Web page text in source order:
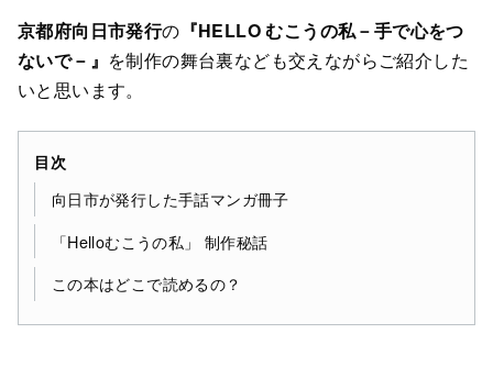
京都府向日市発行の 『HELLO むこうの私－手で心をつ
ないで－』 を制作の舞台裏なども交えながらご紹介した
いと思います。
目次
向日市が発行した手話マンガ冊子
「Helloむこうの私」 制作秘話
この本はどこで読めるの？